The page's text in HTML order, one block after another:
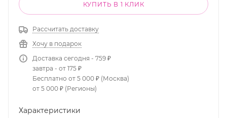
КУПИТЬ В 1 КЛИК
Рассчитать доставку
Хочу в подарок
Доставка сегодня - 759 ₽
завтра - от 175 ₽
Бесплатно от 5 000 ₽ (Москва)
от 5 000 ₽ (Регионы)
Характеристики